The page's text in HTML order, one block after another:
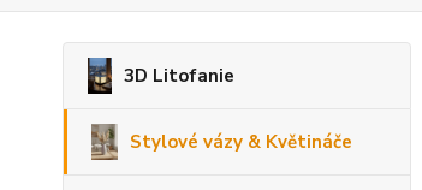
3D Litofanie
Stylové vázy & Květináče